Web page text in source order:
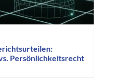
Persönlichkeitsrecht